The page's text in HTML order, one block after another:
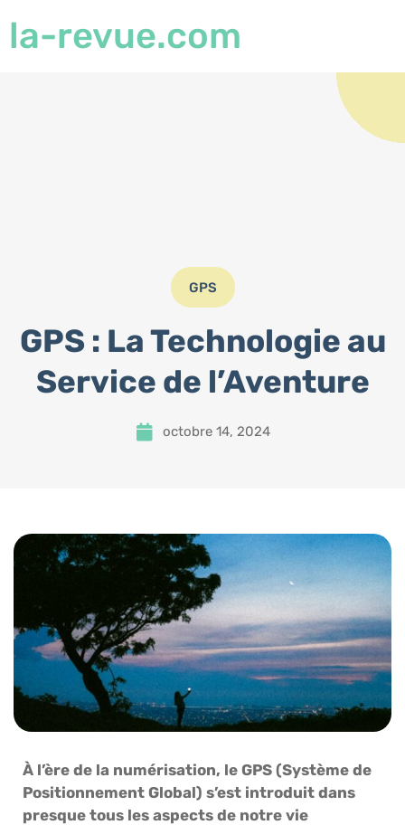
la-revue.com
GPS
GPS : La Technologie au
Service de l’Aventure
octobre 14, 2024
À l’ère de la numérisation, le GPS (Système de
Positionnement Global) s’est introduit dans
presque tous les aspects de notre vie